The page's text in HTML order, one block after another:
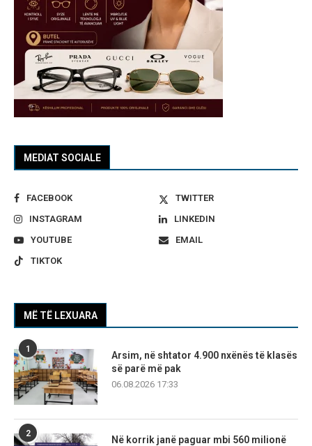
MEDIAT SOCIALE
FACEBOOK
TWITTER
INSTAGRAM
LINKEDIN
YOUTUBE
EMAIL
TIKTOK
MË TË LEXUARA
1
Arsim, në shtator 4.900 nxënës të klasës
së parë më pak
06.08.2026 17:33
2
Në korrik janë paguar mbi 560 milionë